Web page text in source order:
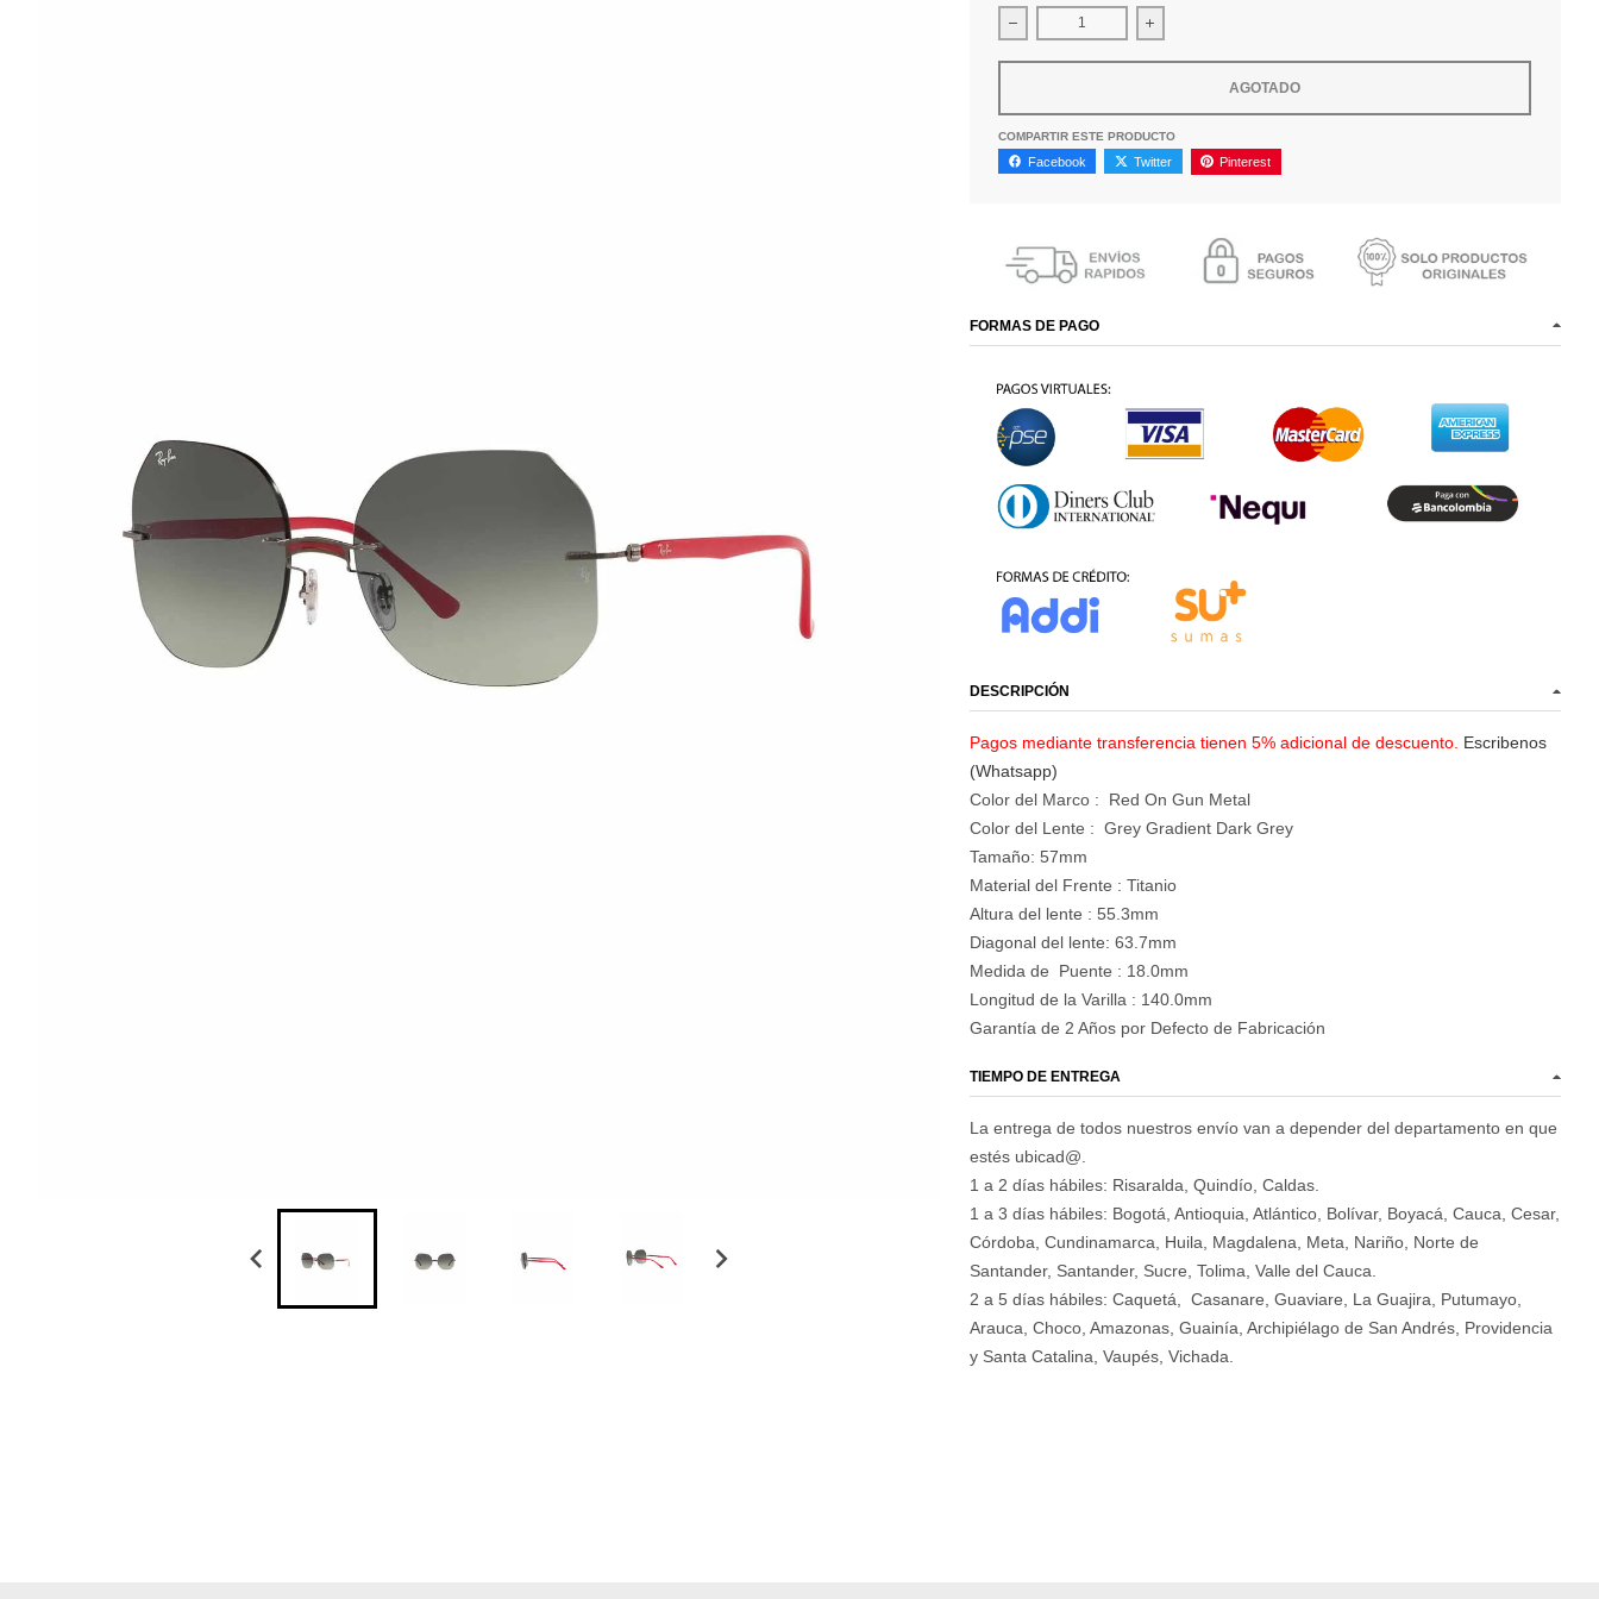
Disminuir cantidad para Gafas Ray-Ban RB8067 004/11
Aumentar la cantidad para Gafas Ray-Ban RB8067 004/11
AGOTADO
COMPARTIR ESTE PRODUCTO
Facebook Twitter Pinterest
FORMAS DE PAGO
DESCRIPCIÓN
Pagos mediante transferencia tienen 5% adicional de descuento. Escribenos
(Whatsapp)
Color del Marco : Red On Gun Metal
Color del Lente : Grey Gradient Dark Grey
Tamaño: 57mm
Material del Frente : Titanio
Altura del lente : 55.3mm
Diagonal del lente: 63.7mm
Medida de Puente : 18.0mm
Longitud de la Varilla : 140.0mm
Garantía de 2 Años por Defecto de Fabricación
TIEMPO DE ENTREGA
La entrega de todos nuestros envío van a depender del departamento en que
estés ubicad@.
1 a 2 días hábiles: Risaralda, Quindío, Caldas.
1 a 3 días hábiles: Bogotá, Antioquia, Atlántico, Bolívar, Boyacá, Cauca, Cesar,
Córdoba, Cundinamarca, Huila, Magdalena, Meta, Nariño, Norte de
Santander, Santander, Sucre, Tolima, Valle del Cauca.
2 a 5 días hábiles: Caquetá, Casanare, Guaviare, La Guajira, Putumayo,
Arauca, Choco, Amazonas, Guainía, Archipiélago de San Andrés, Providencia
y Santa Catalina, Vaupés, Vichada.